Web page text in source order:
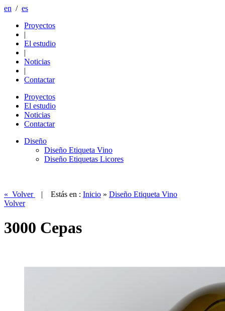
en / es
Proyectos
|
El estudio
|
Noticias
|
Contactar
Proyectos
El estudio
Noticias
Contactar
Diseño
Diseño Etiqueta Vino
Diseño Etiquetas Licores
« Volver | Estás en : Inicio » Diseño Etiqueta Vino
Volver
3000 Cepas